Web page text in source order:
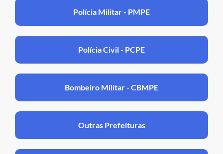
Polícia Militar - PMPE
Polícia Civil - PCPE
Bombeiro Militar - CBMPE
Outras Prefeituras